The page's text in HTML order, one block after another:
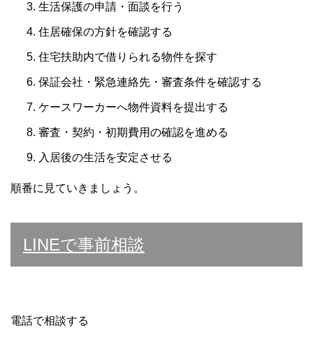
生活保護の申請・面談を行う
住居確保の方針を確認する
住宅扶助内で借りられる物件を探す
保証会社・緊急連絡先・審査条件を確認する
ケースワーカーへ物件資料を提出する
審査・契約・初期費用の確認を進める
入居後の生活を安定させる
順番に見ていきましょう。
LINEで事前相談
電話で相談する